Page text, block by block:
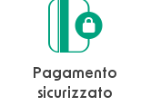
Pagamento
sicurizzato